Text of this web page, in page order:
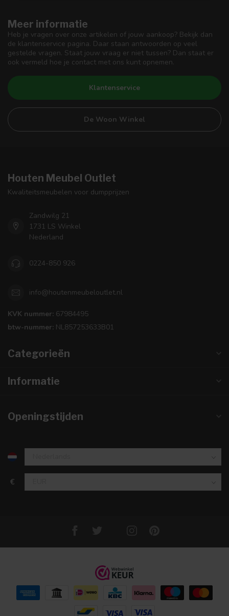
Meer informatie
Heb je vragen over onze artikelen of jouw aankoop? Bekijk dan
de klantenservice pagina. Daar staan antwoorden op veel
gestelde vragen. Staat jouw vraag er niet tussen? Dan staat er
ook vermeld hoe je contact met ons kunt opnemen.
Klantenservice
De Woon Winkel
Houten Meubel Outlet
Kwaliteitsmeubelen voor dumpprijzen
Zandwilg 21
1731 LS Winkel
Nederland
0224-850 926
info@houtenmeubeloutlet.nl
KVK nummer: 67984495
btw-nummer: NL857253633B01
Categorieën
Informatie
Openingstijden
€